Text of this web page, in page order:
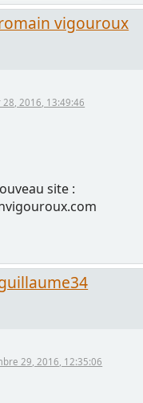
vigouroux
28, 2016, 13:49:46
site :
29, 2016, 12:35:06